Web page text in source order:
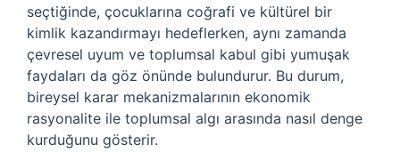
seçtiğinde, çocuklarına coğrafi ve kültürel bir
kimlik kazandırmayı hedeflerken, aynı zamanda
çevresel uyum ve toplumsal kabul gibi yumuşak
faydaları da göz önünde bulundurur. Bu durum,
bireysel karar mekanizmalarının ekonomik
rasyonalite ile toplumsal algı arasında nasıl denge
kurduğunu gösterir.